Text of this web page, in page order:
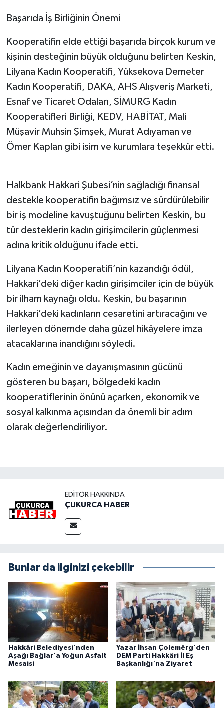
Başarıda İş Birliğinin Önemi
Kooperatifin elde ettiği başarıda birçok kurum ve
kişinin desteğinin büyük olduğunu belirten Keskin,
Lilyana Kadın Kooperatifi, Yüksekova Demeter
Kadın Kooperatifi, DAKA, AHS Alışveriş Marketi,
Esnaf ve Ticaret Odaları, SİMURG Kadın
Kooperatifleri Birliği, KEDV, HABİTAT, Mali
Müşavir Muhsin Şimşek, Murat Adıyaman ve
Ömer Kaplan gibi isim ve kurumlara teşekkür etti.
Halkbank Hakkari Şubesi’nin sağladığı finansal
destekle kooperatifin bağımsız ve sürdürülebilir
bir iş modeline kavuştuğunu belirten Keskin, bu
tür desteklerin kadın girişimcilerin güçlenmesi
adına kritik olduğunu ifade etti.
Lilyana Kadın Kooperatifi’nin kazandığı ödül,
Hakkari’deki diğer kadın girişimciler için de büyük
bir ilham kaynağı oldu. Keskin, bu başarının
Hakkari’deki kadınların cesaretini artıracağını ve
ilerleyen dönemde daha güzel hikâyelere imza
atacaklarına inandığını söyledi.
Kadın emeğinin ve dayanışmasının gücünü
gösteren bu başarı, bölgedeki kadın
kooperatiflerinin önünü açarken, ekonomik ve
sosyal kalkınma açısından da önemli bir adım
olarak değerlendiriliyor.
EDITÖR HAKKINDA
ÇUKURCA HABER
Bunlar da ilginizi çekebilir
Hakkâri Belediyesi'nden
Aşağı Bağlar'a Yoğun Asfalt
Mesaisi
Yazar İhsan Çolemêrg'den
DEM Parti Hakkâri İl Eş
Başkanlığı'na Ziyaret